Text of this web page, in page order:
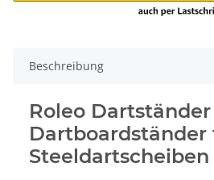
Beschreibung
Roleo
Dartboardständer
Steeldartscheiben